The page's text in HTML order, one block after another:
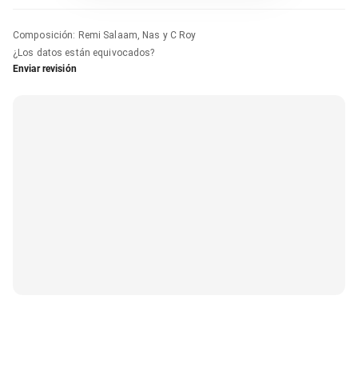
Composición: Remi Salaam, Nas y C Roy
¿Los datos están equivocados?
Enviar revisión